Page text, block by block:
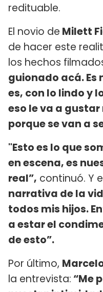
redituable.
El novio de Milett
de hacer este
los hechos
guionado acá.
es, con lo lindo y
eso le va a
porque se van a
"Esto es lo que
en escena, es
real”, continuó. Y
narrativa de la
todos mis hijos.
a estar el
de esto”.
Por último,
la entrevista: “Me